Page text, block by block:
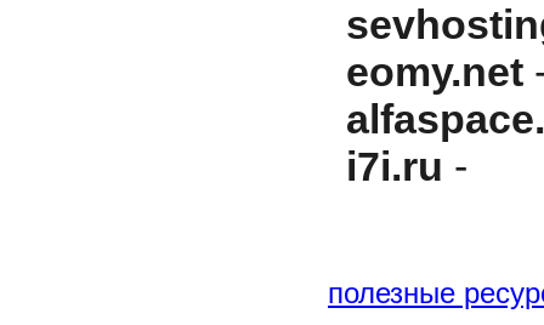
eomy.net
i7i.ru -
полезные